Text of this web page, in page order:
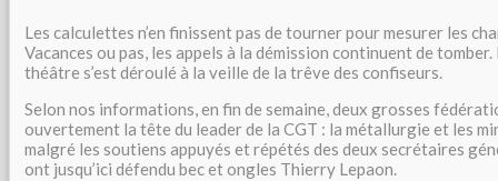
Les calculettes n’en finissent pas de tourner pour mesurer les
Vacances ou pas, les appels à la démission continuent de
théâtre s’est déroulé à la veille de la trêve des confiseurs.
Selon nos informations, en fin de semaine, deux grosses
ouvertement la tête du leader de la CGT : la métallurgie et les
malgré les soutiens appuyés et répétés des deux secrétaires
ont jusqu’ici défendu bec et ongles Thierry Lepaon.